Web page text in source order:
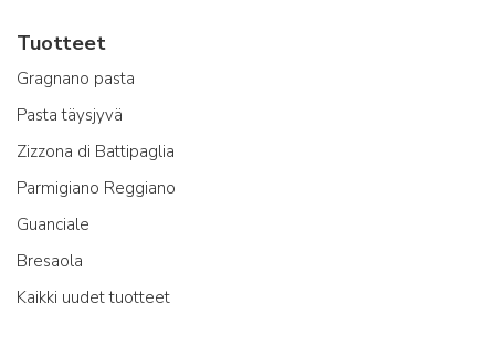
Tuotteet
Gragnano pasta
Pasta täysjyvä
Zizzona di Battipaglia
Parmigiano Reggiano
Guanciale
Bresaola
Kaikki uudet tuotteet